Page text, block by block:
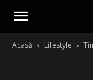
Acasă Lifestyle